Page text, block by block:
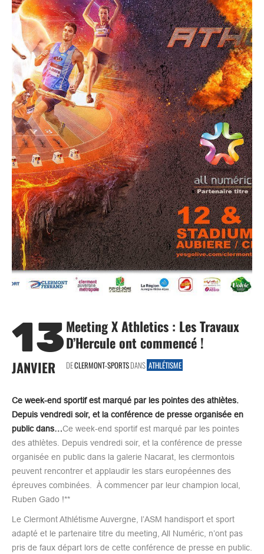
13
JANVIER
Meeting X Athletics : Les Travaux
D’Hercule ont commencé !
DECLERMONT-SPORTSDANS ATHLÉTISME
Ce week-end sportif est marqué par les pointes des athlètes.
Depuis vendredi soir, et la conférence de presse organisée en
public dans…Ce week-end sportif est marqué par les pointes
des athlètes. Depuis vendredi soir, et la conférence de presse
organisée en public dans la galerie Nacarat, les clermontois
peuvent rencontrer et applaudir les stars européennes des
épreuves combinées. À commencer par leur champion local,
Ruben Gado !**
Le Clermont Athlétisme Auvergne, l’ASM handisport et sport
adapté et le partenaire titre du meeting, All Numéric, n’ont pas
pris de faux départ lors de cette conférence de presse en public.